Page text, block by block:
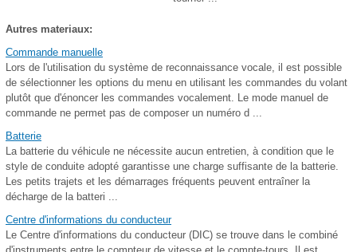
Autres materiaux:
Commande manuelle
Lors de l'utilisation du système de reconnaissance vocale, il est possible
de sélectionner les options du menu en utilisant les commandes du volant
plutôt que d'énoncer les commandes vocalement. Le mode manuel de
commande ne permet pas de composer un numéro d ...
Batterie
La batterie du véhicule ne nécessite aucun entretien, à condition que le
style de conduite adopté garantisse une charge suffisante de la batterie.
Les petits trajets et les démarrages fréquents peuvent entraîner la
décharge de la batteri ...
Centre d'informations du conducteur
Le Centre d'informations du conducteur (DIC) se trouve dans le combiné